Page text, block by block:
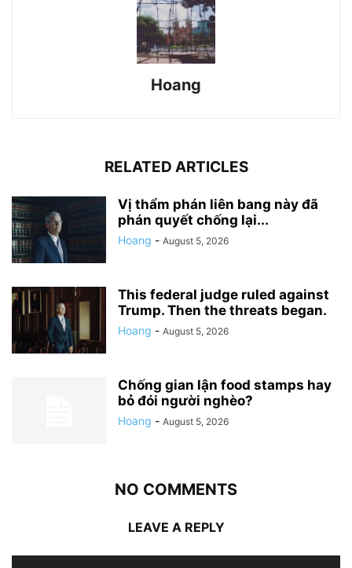
Hoang
RELATED ARTICLES
Vị thẩm phán liên bang này đã
phán quyết chống lại...
Hoang - August 5, 2026
This federal judge ruled against
Trump. Then the threats began.
Hoang - August 5, 2026
Chống gian lận food stamps hay
bỏ đói người nghèo?
Hoang - August 5, 2026
NO COMMENTS
LEAVE A REPLY